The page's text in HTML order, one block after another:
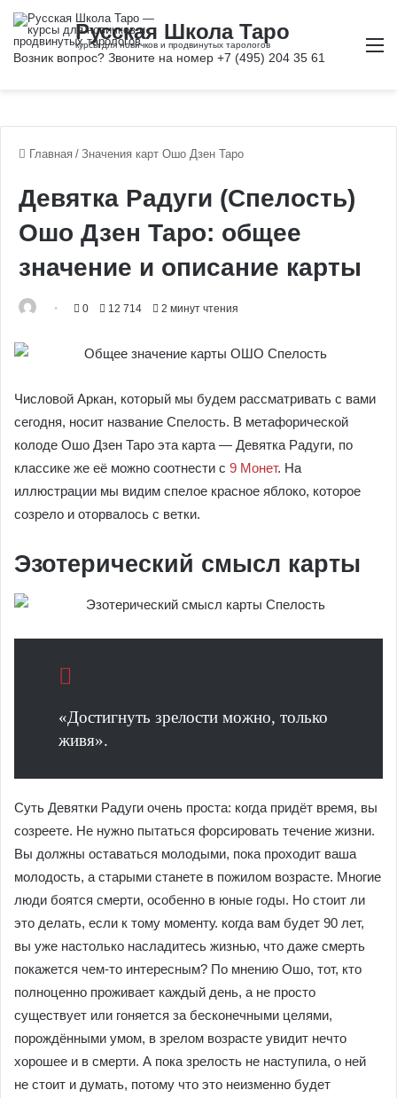
Главная / Значения карт Ошо Дзен Таро
Девятка Радуги (Спелость)
Ошо Дзен Таро: общее
значение и описание карты
0 12 714 2 минут чтения
Числовой Аркан, который мы будем рассматривать с вами
сегодня, носит название Спелость. В метафорической
колоде Ошо Дзен Таро эта карта — Девятка Радуги, по
классике же её можно соотнести с 9 Монет. На
иллюстрации мы видим спелое красное яблоко, которое
созрело и оторвалось с ветки.
Эзотерический смысл карты
«Достигнуть зрелости можно, только
живя».
Суть Девятки Радуги очень проста: когда придёт время, вы
созреете. Не нужно пытаться форсировать течение жизни.
Вы должны оставаться молодыми, пока проходит ваша
молодость, а старыми станете в пожилом возрасте. Многие
люди боятся смерти, особенно в юные годы. Но стоит ли
это делать, если к тому моменту. когда вам будет 90 лет,
вы уже настолько насладитесь жизнью, что даже смерть
покажется чем-то интересным? По мнению Ошо, тот, кто
полноценно проживает каждый день, а не просто
существует или гоняется за бесконечными целями,
порождёнными умом, в зрелом возрасте увидит нечто
хорошее и в смерти. А пока зрелость не наступила, о ней
не стоит и думать, потому что это неизменно будет